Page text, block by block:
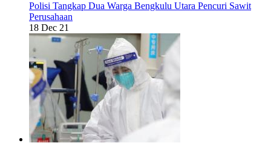
Polisi Tangkap Dua Warga Bengkulu Utara Pencuri Sawit
Perusahaan
18 Dec 21